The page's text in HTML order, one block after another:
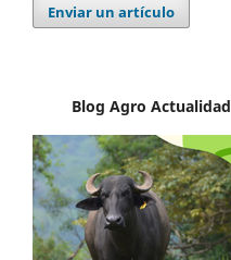
Enviar un artículo
Blog Agro Actualidad